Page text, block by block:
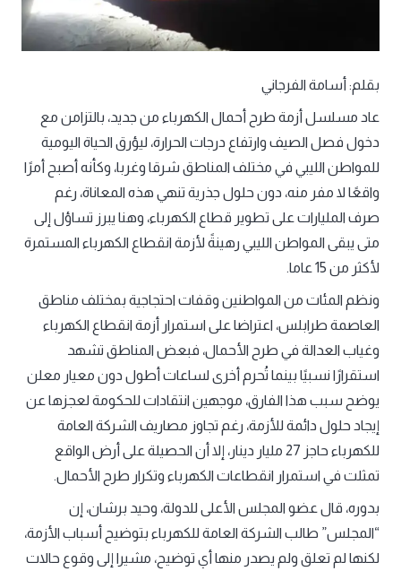
بقلم: أسامة الفرجاني
عاد مسلسل أزمة طرح أحمال الكهرباء من جديد، بالتزامن مع
دخول فصل الصيف وارتفاع درجات الحرارة، ليؤرق الحياة اليومية
للمواطن الليبي في مختلف المناطق شرقا وغربا، وكأنه أصبح أمرًا
واقعًا لا مفر منه، دون حلول جذرية تنهي هذه المعاناة، رغم
صرف المليارات على تطوير قطاع الكهرباء، وهنا يبرز تساؤل إلى
متى يبقى المواطن الليبي رهينةً لأزمة انقطاع الكهرباء المستمرة
لأكثر من 15 عاما.
ونظم المئات من المواطنين وقفات احتجاجية بمختلف مناطق
العاصمة طرابلس، اعتراضا على استمرار أزمة انقطاع الكهرباء
وغياب العدالة في طرح الأحمال، فبعض المناطق تشهد
استقرارًا نسبيًا بينما تُحرم أخرى لساعات أطول دون معيار معلن
يوضح سبب هذا الفارق، موجهين انتقادات للحكومة لعجزها عن
إيجاد حلول دائمة للأزمة، رغم تجاوز مصاريف الشركة العامة
للكهرباء حاجز 27 مليار دينار، إلا أن الحصيلة على أرض الواقع
تمثلت في استمرار انقطاعات الكهرباء وتكرار طرح الأحمال.
بدوره، قال عضو المجلس الأعلى للدولة، وحيد برشان، إن
“المجلس” طالب الشركة العامة للكهرباء بتوضيح أسباب الأزمة،
لكنها لم تعلق ولم يصدر منها أي توضيح، مشيرا إلى وقوع حالات